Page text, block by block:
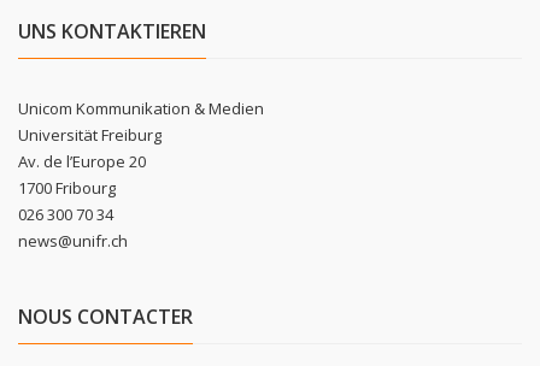
UNS KONTAKTIEREN
Unicom Kommunikation & Medien
Universität Freiburg
Av. de l’Europe 20
1700 Fribourg
026 300 70 34
news@unifr.ch
NOUS CONTACTER